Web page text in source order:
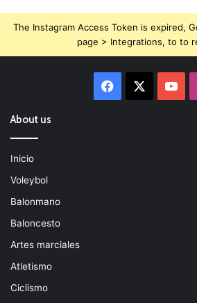
The Instagram Access Token is expired,
page > Integrations, to to
Facebook
About us
Inicio
Voleybol
Balonmano
Baloncesto
Artes marciales
Atletismo
Ciclismo